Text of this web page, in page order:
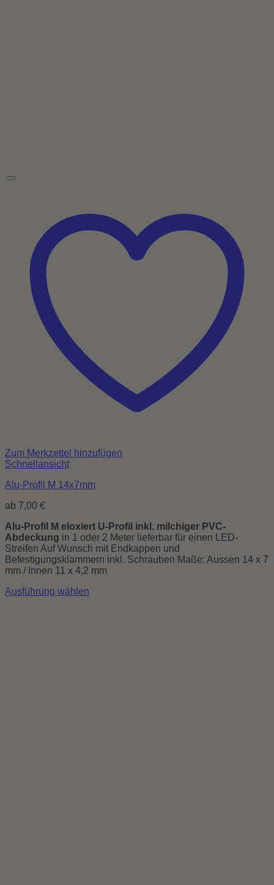
Zum Merkzettel hinzufügen
Schnellansicht
Alu-Profil M 14x7mm
ab 7,00 €
Alu-Profil M eloxiert U-Profil inkl. milchiger PVC-
Abdeckung in 1 oder 2 Meter lieferbar für einen LED-
Streifen Auf Wunsch mit Endkappen und
Befestigungsklammern inkl. Schrauben Maße: Aussen 14 x 7
mm / Innen 11 x 4,2 mm
Ausführung wählen